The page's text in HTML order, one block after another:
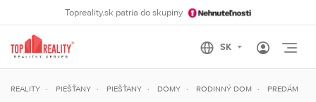
Topreality.sk patria do skupiny
REALITY PIEŠŤANY PIEŠŤANY DOMY RODINNÝ DOM PREDÁM